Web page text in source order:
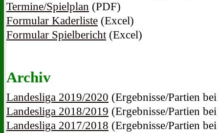
Termine/Spielplan (PDF)
Formular Kaderliste (Excel)
Formular Spielbericht(Excel)
Archiv
Landesliga 2019/2020 (Ergebnisse/Partien
Landesliga 2018/2019 (Ergebnisse/Partien
Landesliga 2017/2018 (Ergebnisse/Partien